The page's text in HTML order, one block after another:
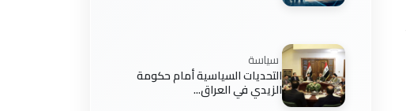
سياسة
التحديات السياسية أمام حكومة
الزيدي في العراق...